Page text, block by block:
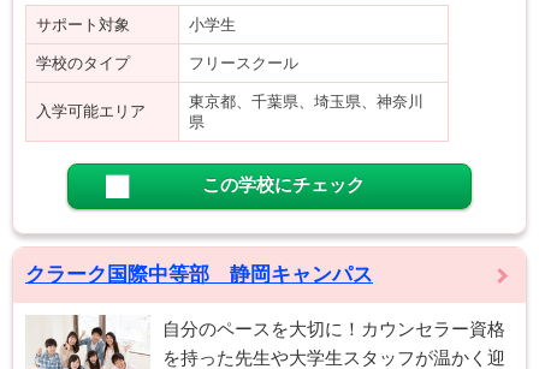
サポート対象 小学生
学校のタイプ フリースクール
入学可能エリア
東京都、千葉県、埼玉県、神奈川
県
この学校にチェック
クラーク国際中等部 静岡キャンパス
自分のペースを大切に！カウンセラー資格
を持った先生や大学生スタッフが温かく迎